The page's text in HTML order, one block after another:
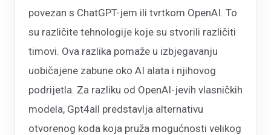
povezan s ChatGPT-jem ili tvrtkom OpenAI. To
su različite tehnologije koje su stvorili različiti
timovi. Ova razlika pomaže u izbjegavanju
uobičajene zabune oko AI alata i njihovog
podrijetla. Za razliku od OpenAI-jevih vlasničkih
modela, Gpt4all predstavlja alternativu
otvorenog koda koja pruža mogućnosti velikog